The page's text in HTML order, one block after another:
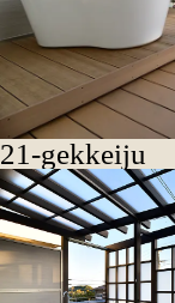
21-gekkeiju